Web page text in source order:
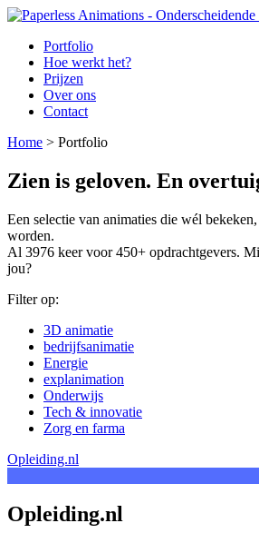
Portfolio
Hoe werkt het?
Prijzen
Over ons
Contact
Home > Portfolio
Zien is geloven. En
Een selectie van animaties die wél
worden.
Al 3976 keer voor 450+ opdrachtgevers.
jou?
Filter op:
3D animatie
bedrijfsanimatie
Energie
explanimation
Onderwijs
Tech & innovatie
Zorg en farma
Opleiding.nl
Opleiding.nl